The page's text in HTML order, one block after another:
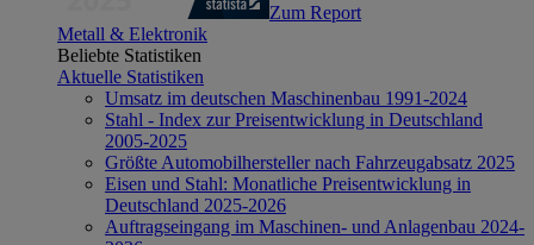
Zum Report
Metall & Elektronik
Beliebte Statistiken
Aktuelle Statistiken
Umsatz im deutschen Maschinenbau 1991-2024
Stahl - Index zur Preisentwicklung in Deutschland
2005-2025
Größte Automobilhersteller nach Fahrzeugabsatz 2025
Eisen und Stahl: Monatliche Preisentwicklung in
Deutschland 2025-2026
Auftragseingang im Maschinen- und Anlagenbau 2024-